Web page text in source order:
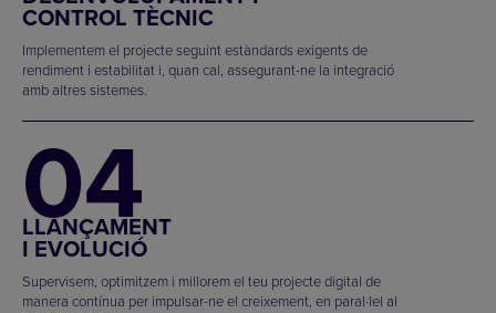
CONTROL TÈCNIC
Implementem el projecte seguint estàndards exigents de
rendiment i estabilitat i, quan cal, assegurant-ne la integració
amb altres sistemes.
04
LLANÇAMENT
I EVOLUCIÓ
Supervisem, optimitzem i millorem el teu projecte digital de
manera contínua per impulsar-ne el creixement, en paral·lel al